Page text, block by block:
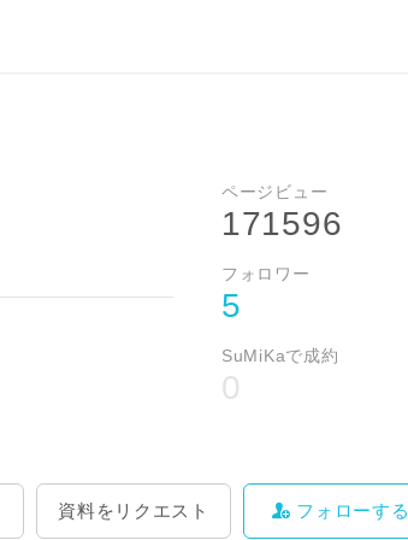
ページビュー
171596
フォロワー
5
SuMiKaで成約
0
資料をリクエスト フォローする